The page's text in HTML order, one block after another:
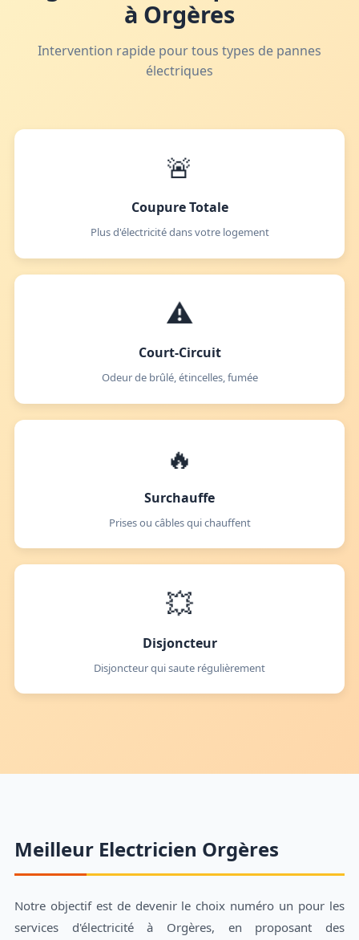
à Orgères
Intervention rapide pour tous types de pannes
électriques
🚨
Coupure Totale
Plus d'électricité dans votre logement
⚠️
Court-Circuit
Odeur de brûlé, étincelles, fumée
🔥
Surchauffe
Prises ou câbles qui chauffent
💥
Disjoncteur
Disjoncteur qui saute régulièrement
Meilleur Electricien Orgères
Notre objectif est de devenir le choix numéro un pour les
services d'électricité à Orgères, en proposant des